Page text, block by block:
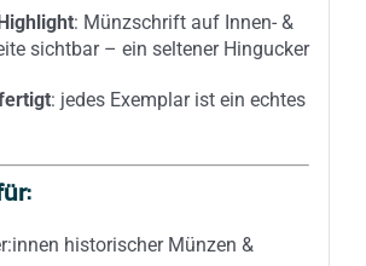
: Münzschrift auf Innen- &
sichtbar – ein seltener Hingucker
: jedes Exemplar ist ein echtes
historischer Münzen &